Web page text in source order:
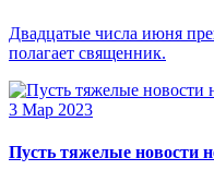
Двадцатые числа июня
полагает священник.
3 Мар 2023
Пусть тяжелые новости